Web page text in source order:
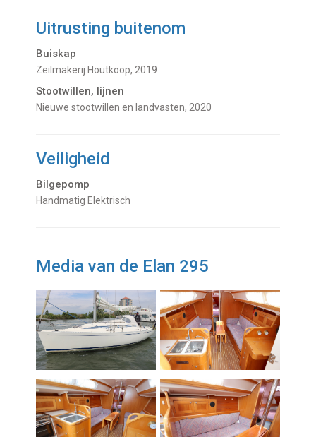
Uitrusting buitenom
Buiskap
Zeilmakerij Houtkoop, 2019
Stootwillen, lijnen
Nieuwe stootwillen en landvasten, 2020
Veiligheid
Bilgepomp
Handmatig Elektrisch
Media van de Elan 295